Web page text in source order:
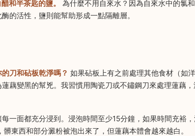
和半茶匙的鹽。
為什麼不用自來水？因為自來水中的氯和
的活性，鹽則能幫助形成一點隔離層。
的刀和砧板乾淨嗎？ 如果砧板上有之前處理其他食材（如洋
藕變黑的幫兇。我習慣用陶瓷刀或不鏽鋼刀來處理蓮藕
每一面都充分浸到。浸泡時間至少15分鐘，如果時間充裕
東西和部分澱粉被泡出來了，但蓮藕本體會越來越白。